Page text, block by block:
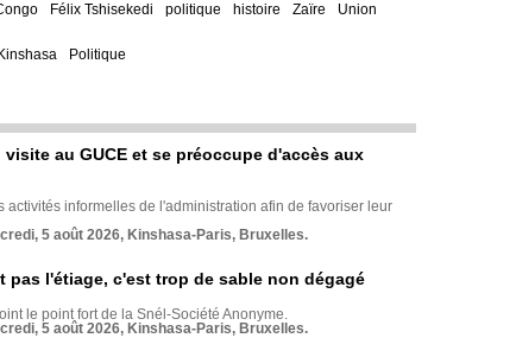
Félix Tshisekedi politique histoire Zaïre
Union
Kinshasa Politique
au GUCE et se préoccupe d'accès aux
activités informelles de l'administration afin de favoriser leur
5 août 2026, Kinshasa-Paris, Bruxelles.
pas l'étiage, c'est trop de sable non dégagé
le point fort de la Snél-Société Anonyme.
5 août 2026, Kinshasa-Paris, Bruxelles.